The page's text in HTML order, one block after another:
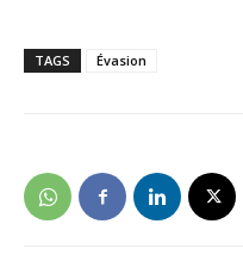
TAGS Évasion